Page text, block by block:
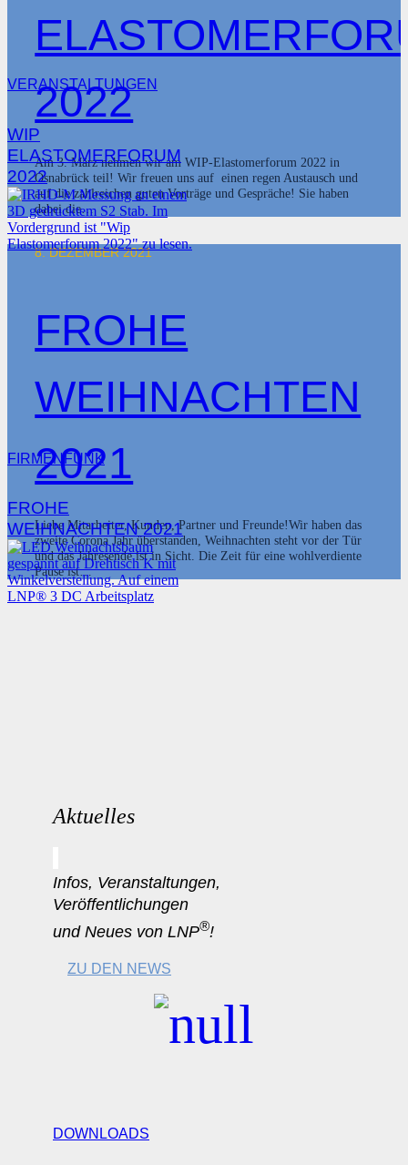
2022
Am 3. März nehmen wir am WIP-Elastomerforum 2022 in
Osnabrück teil! Wir freuen uns auf einen regen Austausch und
auf die zahlreichen guten Vorträge und Gespräche! Sie haben
dabei die…
8. DEZEMBER 2021
FROHE
WEIHNACHTEN
2021
Liebe Mitarbeiter, Kunden, Partner und Freunde!Wir haben das
zweite Corona Jahr überstanden, Weihnachten steht vor der Tür
und das Jahresende ist in Sicht. Die Zeit für eine wohlverdiente
Pause ist…
VERANSTALTUNGEN
WIP
ELASTOMERFORUM
2022
FIRMENFUNK
FROHE
WEIHNACHTEN 2021
Aktuelles
Infos, Veranstaltungen,
Veröffentlichungen
und Neues von LNP®!
ZU DEN NEWS
DOWNLOADS